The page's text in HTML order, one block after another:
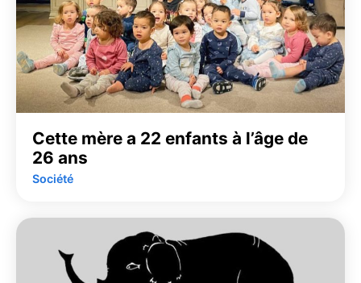
Cette mère a 22 enfants à l’âge de
26 ans
Société